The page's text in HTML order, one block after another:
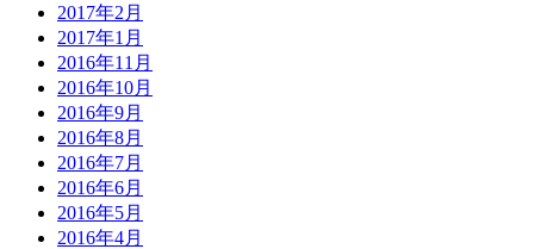
2017年2月
2017年1月
2016年11月
2016年10月
2016年9月
2016年8月
2016年7月
2016年6月
2016年5月
2016年4月